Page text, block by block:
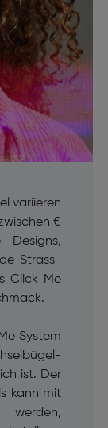
variieren
€
Strass-
Click Me
System
ist. Der
kann mit
werden,